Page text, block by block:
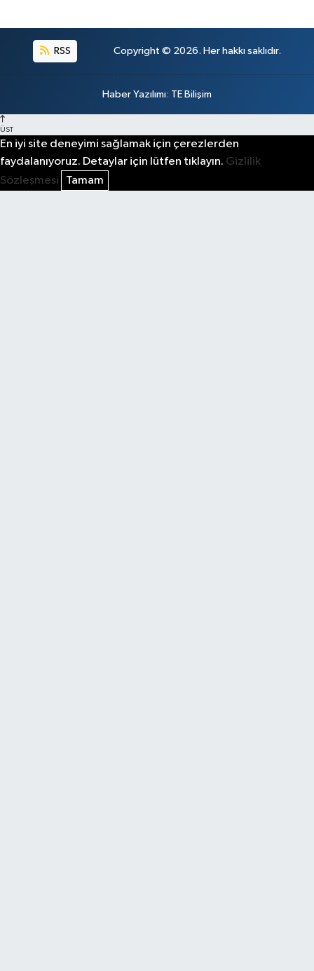
RSS Copyright © 2026. Her hakkı saklıdır.
Haber Yazılımı: TE Bilişim
ÜST
En iyi site deneyimi sağlamak için çerezlerden
faydalanıyoruz. Detaylar için lütfen tıklayın. Gizlilik
Sözleşmesi
Tamam